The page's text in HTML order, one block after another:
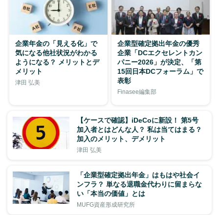
企業年金の「見える化」で
気になる他社状況がわかる
ようになる？ メリットとデ
メリット
津田 弘美
企業型確定拠出年金の優秀
企業「DCエクセレントカン
パニー2026」が決定、「第
15回日本DCフォーラム」で
表彰
Finasee編集部
【ケースで確認】iDeCoに新設！ 第5号
加入者とはどんな人？ 私は当てはまる？
加入のメリット、デメリット
津田 弘美
「企業型確定拠出年金」はもはや社会イ
ンフラ？ 単なる退職金代わりに留まらな
い「本当の価値」とは
MUFG資産形成研究所